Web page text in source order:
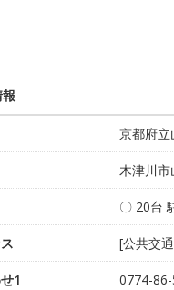
京都府
木津川
〇 20台
[公共交
1 0774-